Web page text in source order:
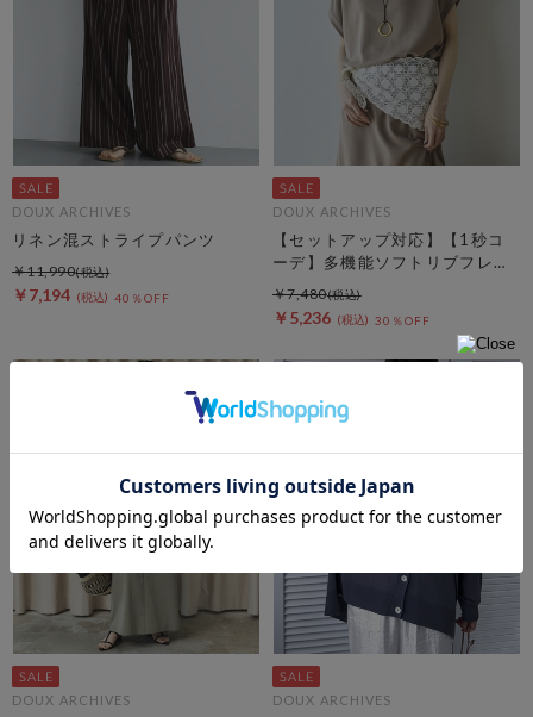
DOUX ARCHIVES
リネン混ストライプパンツ
￥7,194 40％OFF
￥11,990
DOUX ARCHIVES
【セットアップ対応】【1秒コ
ーデ】多機能ソフトリブフレン
チスリーブトップス
￥5,236 30％OFF
￥7,480
DOUX ARCHIVES DOUX ARCHIVES